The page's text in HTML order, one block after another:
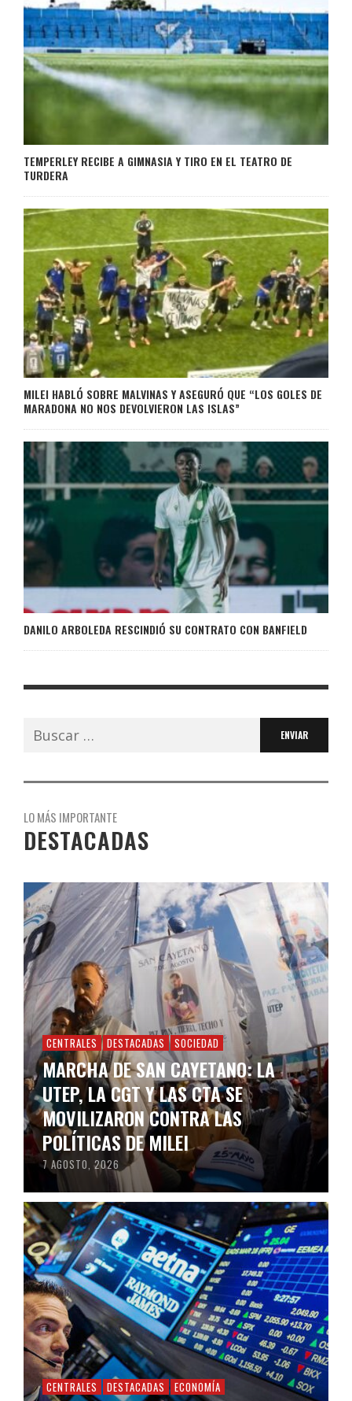
TEMPERLEY RECIBE A GIMNASIA Y TIRO EN EL TEATRO DE
TURDERA
MILEI HABLÓ SOBRE MALVINAS Y ASEGURÓ QUE “LOS GOLES DE
MARADONA NO NOS DEVOLVIERON LAS ISLAS”
DANILO ARBOLEDA RESCINDIÓ SU CONTRATO CON BANFIELD
Buscar:
LO MÁS IMPORTANTE
DESTACADAS
CENTRALES DESTACADAS SOCIEDAD
MARCHA DE SAN CAYETANO: LA
UTEP, LA CGT Y LAS CTA SE
MOVILIZARON CONTRA LAS
POLÍTICAS DE MILEI
7 AGOSTO, 2026
CENTRALES DESTACADAS ECONOMÍA